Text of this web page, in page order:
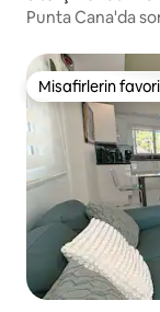
Punta Cana'da
Misafirlerin
Misafirlerin